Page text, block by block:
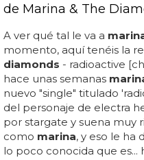
de Marina & The
A ver qué tal le va a
momento, aquí tenéis la
diamonds - radioactive
hace unas semanas
nuevo "single" titulado
del personaje de electra
por stargate y suena muy
como marina, y eso le ha
lo poco conocida que es...